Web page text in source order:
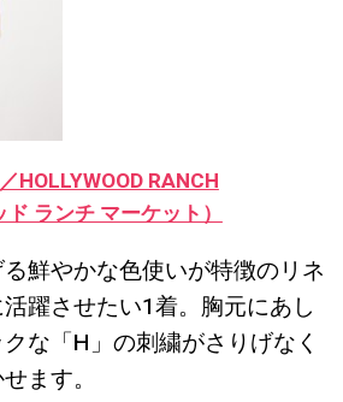
HOLLYWOOD RANCH
ランチ マーケット）
鮮やかな色使いが特徴のリネ
躍させたい1着。胸元にあし
な「H」の刺繍がさりげなく
ます。